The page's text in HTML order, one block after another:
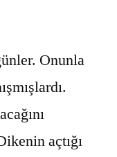
Onunla
açtığı